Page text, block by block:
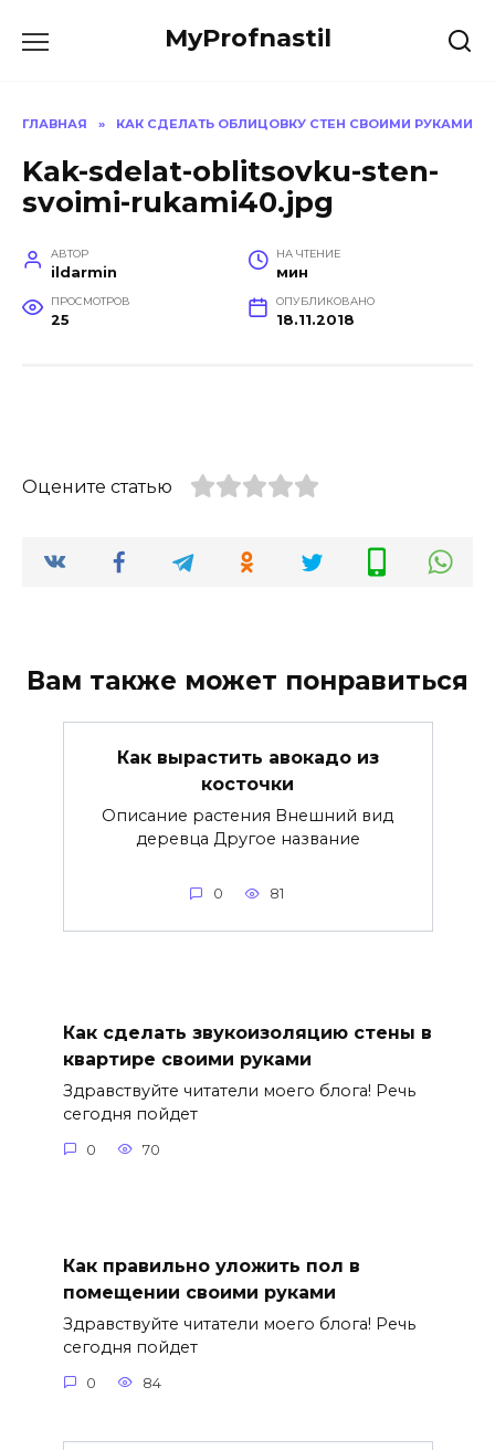
MyProfnastil
ГЛАВНАЯ » КАК СДЕЛАТЬ ОБЛИЦОВКУ СТЕН СВОИМИ РУКАМИ
Kak-sdelat-oblitsovku-sten-
svoimi-rukami40.jpg
АВТОР
ildarmin
НА ЧТЕНИЕ
мин
ПРОСМОТРОВ
25
ОПУБЛИКОВАНО
18.11.2018
Оцените статью
Вам также может понравиться
Как вырастить авокадо из
косточки
Описание растения Внешний вид
деревца Другое название
0 81
Как сделать звукоизоляцию стены в
квартире своими руками
Здравствуйте читатели моего блога! Речь
сегодня пойдет
0 70
Как правильно уложить пол в
помещении своими руками
Здравствуйте читатели моего блога! Речь
сегодня пойдет
0 84